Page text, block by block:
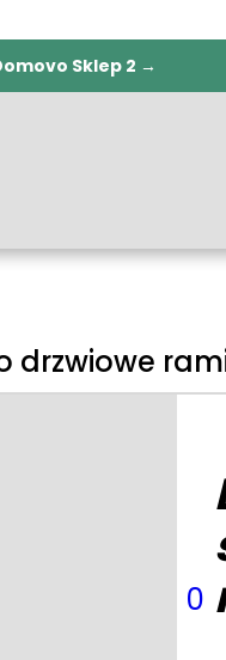
Sklep 2 →
0
drzwiowe